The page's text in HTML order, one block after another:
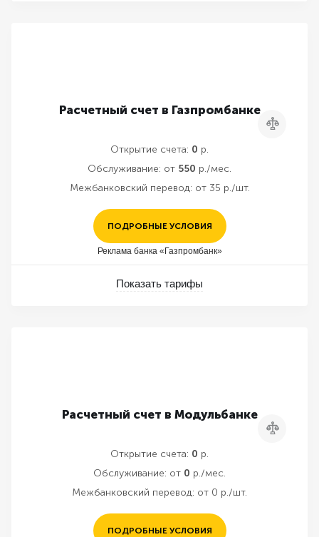
Расчетный счет в Газпромбанке
Сравнить
Открытие счета: 0 р.
Обслуживание: от 550 р./мес.
Межбанковский перевод: от 35 р./шт.
ПОДРОБНЫЕ УСЛОВИЯ
Реклама банка «Газпромбанк»
Показать тарифы
Расчетный счет в Модульбанке
Сравнить
Открытие счета: 0 р.
Обслуживание: от 0 р./мес.
Межбанковский перевод: от 0 р./шт.
ПОДРОБНЫЕ УСЛОВИЯ